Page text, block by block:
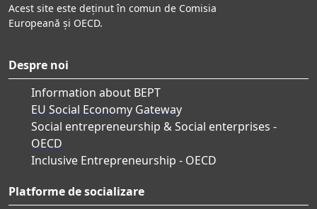
Acest site este deținut în comun de Comisia
Europeană și OECD.
Despre noi
Information about BEPT
EU Social Economy Gateway
Social entrepreneurship & Social enterprises -
OECD
Inclusive Entrepreneurship - OECD
Platforme de socializare